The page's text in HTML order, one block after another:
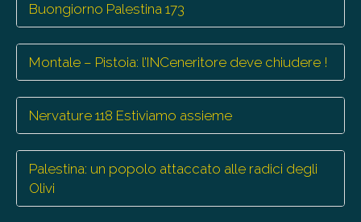
Buongiorno Palestina 173
Montale – Pistoia: l’INCeneritore deve chiudere !
Nervature 118 Estiviamo assieme
Palestina: un popolo attaccato alle radici degli
Olivi